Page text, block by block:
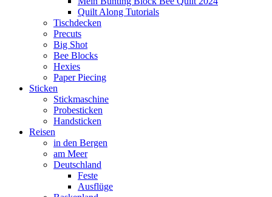
Quilt Along Tutorials
Tischdecken
Precuts
Big Shot
Bee Blocks
Hexies
Paper Piecing
Sticken
Stickmaschine
Probesticken
Handsticken
Reisen
in den Bergen
am Meer
Deutschland
Feste
Ausflüge